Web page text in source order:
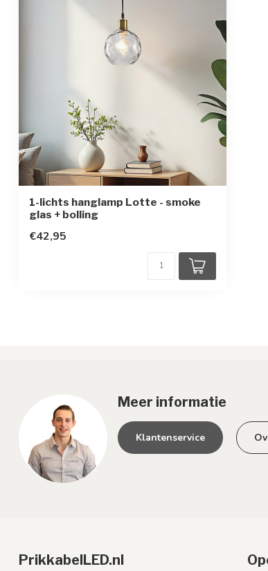
In hoogte verstelbaar
Beschermingsgraad
Beschermingsklasse
1-lichts hanglamp Lotte - smoke
glas + bolling
€42,95
Meer informatie
Klantenservice
PrikkabelLED.nl